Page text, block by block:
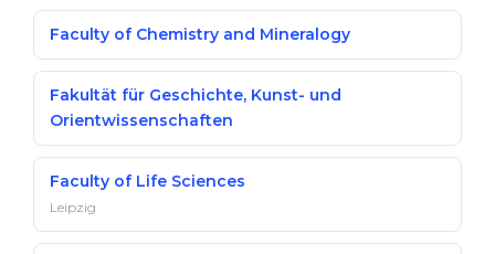
Faculty of Chemistry and Mineralogy
Fakultät für Geschichte, Kunst- und
Orientwissenschaften
Faculty of Life Sciences
Leipzig